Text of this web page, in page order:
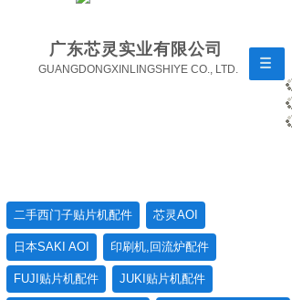
GUANGDONGXINLINGSHIYE CO., LTD.
广东芯灵实业有限公司
二手西门子贴片机配件 芯灵AOI
日本SAKI AOI 印刷机,回流炉配件
FUJI贴片机配件 JUKI贴片机配件